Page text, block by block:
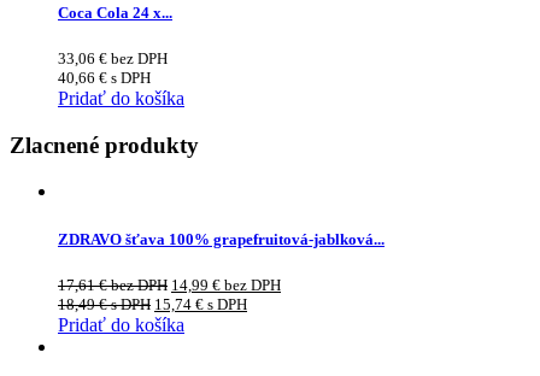
Coca Cola 24 x...
33,06 € bez DPH
40,66 € s DPH
Pridať do košíka
Zlacnené produkty
ZDRAVO šťava 100% grapefruitová-jablková...
17,61€bez DPH 14,99 € bez DPH
18,49€s DPH 15,74 € s DPH
Pridať do košíka